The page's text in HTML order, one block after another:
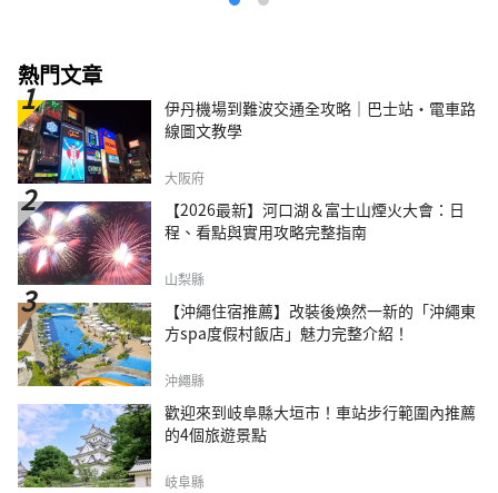
熱門文章
伊丹機場到難波交通全攻略｜巴士站・電車路
線圖文教學
大阪府
【2026最新】河口湖＆富士山煙火大會：日
程、看點與實用攻略完整指南
山梨縣
【沖繩住宿推薦】改裝後煥然一新的「沖繩東
方spa度假村飯店」魅力完整介紹！
沖繩縣
歡迎來到岐阜縣大垣市！車站步行範圍內推薦
的4個旅遊景點
岐阜縣